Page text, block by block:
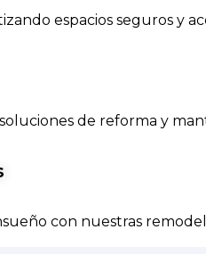
espacios seguros y
de reforma y
con nuestras